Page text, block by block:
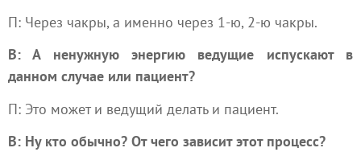
П: Через чакры, а именно через 1-ю, 2-ю чакры.
В: А ненужную энергию ведущие испускают в
данном случае или пациент?
П: Это может и ведущий делать и пациент.
В: Ну кто обычно? От чего зависит этот процесс?